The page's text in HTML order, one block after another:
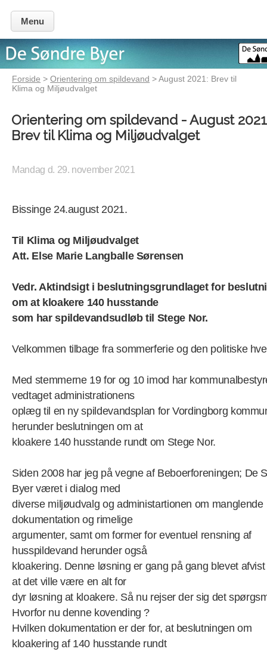
Menu
Forside >Orientering om spildevand > August 2021: Brev til
Klima og Miljøudvalget
Orientering om spildevand - August
Brev til Klima og Miljøudvalget
Mandag d. 29. november 2021
Bissinge 24.august 2021.
Til Klima og Miljøudvalget
Att. Else Marie Langballe Sørensen
Vedr. Aktindsigt i beslutningsgrundlaget for
om at kloakere 140 husstande
som har spildevandsudløb til Stege Nor.
Velkommen tilbage fra sommerferie og den politiske
Med stemmerne 19 for og 10 imod har
vedtaget administrationens
oplæg til en ny spildevandsplan for Vordingborg
herunder beslutningen om at
kloakere 140 husstande rundt om Stege Nor.
Siden 2008 har jeg på vegne af Beboerforeningen; De
Byer været i dialog med
diverse miljøudvalg og administartionen om manglende
dokumentation og rimelige
argumenter, samt om former for eventuel rensning af
husspildevand herunder også
kloakering. Denne løsning er gang på gang blevet
at det ville være en alt for
dyr løsning at kloakere. Så nu rejser der sig det
Hvorfor nu denne kovending ?
Hvilken dokumentation er der for, at beslutningen om
kloakering af 140 husstande rundt